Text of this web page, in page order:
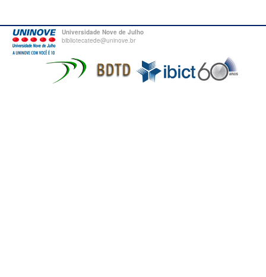
Universidade Nove de Julho
bibliotecatede@uninove.br